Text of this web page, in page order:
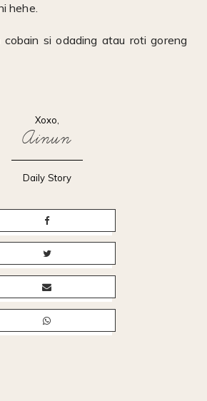
hehe.
si odading atau roti goreng
Xoxo,
Ainun
Daily Story